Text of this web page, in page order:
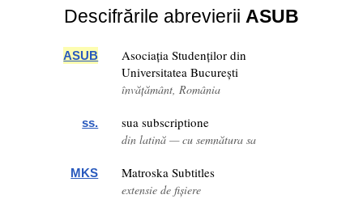
Descifrările abrevierii ASUB
ASUB
Asociația Studenților din
Universitatea București
învățământ, România
ss. sua subscriptione
din latină — cu semnătura sa
MKS Matroska Subtitles
extensie de fișiere